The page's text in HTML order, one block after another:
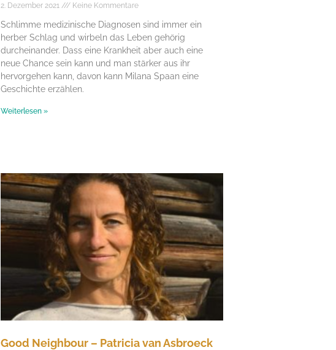
2. Dezember 2021 Keine Kommentare
Schlimme medizinische Diagnosen sind immer ein
herber Schlag und wirbeln das Leben gehörig
durcheinander. Dass eine Krankheit aber auch eine
neue Chance sein kann und man stärker aus ihr
hervorgehen kann, davon kann Milana Spaan eine
Geschichte erzählen.
Weiterlesen »
Good Neighbour – Patricia van Asbroeck